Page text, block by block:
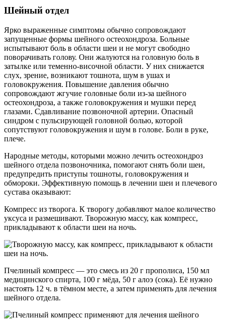
Шейный отдел
Ярко выраженные симптомы обычно сопровождают
запущенные формы шейного остеохондроза. Больные
испытывают боль в области шеи и не могут свободно
поворачивать голову. Они жалуются на головную боль в
затылке или теменно-височной области. У них снижается
слух, зрение, возникают тошнота, шум в ушах и
головокружения. Повышение давления обычно
сопровождают жгучие головные боли из-за шейного
остеохондроза, а также головокружения и мушки перед
глазами. Сдавливание позвоночной артерии. Опасный
синдром с пульсирующей головной болью, которой
сопутствуют головокружения и шум в голове. Боли в руке,
плече.
Народные методы, которыми можно лечить остеохондроз
шейного отдела позвоночника, помогают снять боли шеи,
предупредить приступы тошноты, головокружения и
обмороки. Эффективную помощь в лечении шеи и плечевого
сустава оказывают:
Компресс из творога. К творогу добавляют малое количество
уксуса и размешивают. Творожную массу, как компресс,
прикладывают к области шеи на ночь.
Пчелиный компресс — это смесь из 20 г прополиса, 150 мл
медицинского спирта, 100 г мёда, 50 г алоэ (сока). Её нужно
настоять 12 ч. в тёмном месте, а затем применять для лечения
шейного отдела.